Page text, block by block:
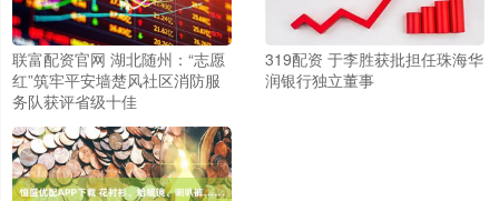
联富配资官网 湖北随州：“志愿
红”筑牢平安墙楚风社区消防服
务队获评省级十佳
319配资 于李胜获批担任珠海华
润银行独立董事